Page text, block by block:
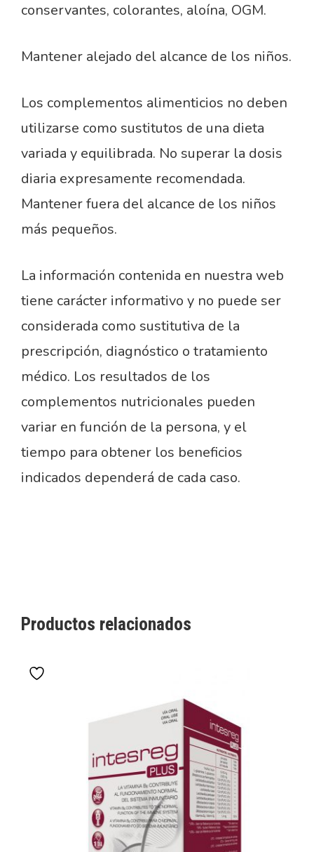
conservantes, colorantes, aloína, OGM.
Mantener alejado del alcance de los niños.
Los complementos alimenticios no deben
utilizarse como sustitutos de una dieta
variada y equilibrada. No superar la dosis
diaria expresamente recomendada.
Mantener fuera del alcance de los niños
más pequeños.
La información contenida en nuestra web
tiene carácter informativo y no puede ser
considerada como sustitutiva de la
prescripción, diagnóstico o tratamiento
médico. Los resultados de los
complementos nutricionales pueden
variar en función de la persona, y el
tiempo para obtener los beneficios
indicados dependerá de cada caso.
Productos relacionados